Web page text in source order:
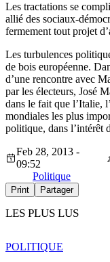
Les tractations se
allié des sociaux-
fermement tout projet
Les turbulences
de bois européenne.
d’une rencontre avec
par les électeurs, José
dans le fait que l’Italie,
mondiales les plus
politique, dans l’intérêt
Feb 28, 2013 -
09:52
Politique
Print Partager
LES PLUS LUS
POLITIQUE